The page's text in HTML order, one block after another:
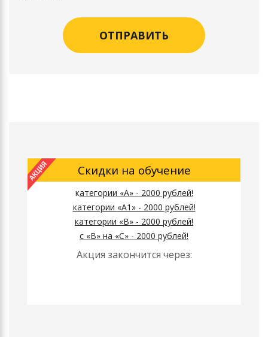
Скидки на обучение
категории «А» - 2000 рублей!
категории «А1» - 2000 рублей!
категории «B» - 2000 рублей!
с «B» на «C» - 2000 рублей!
Акция закончится через: